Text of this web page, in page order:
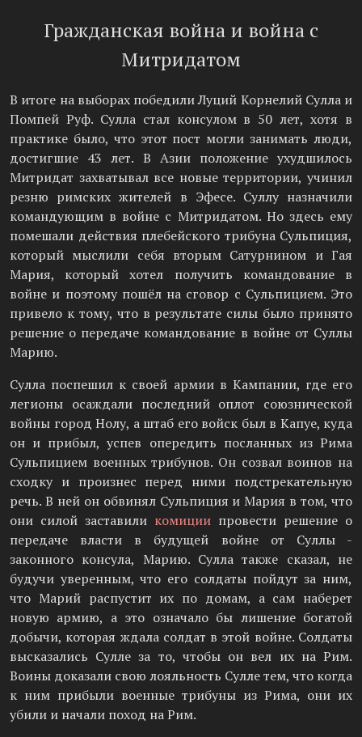
Гражданская война и война с
Митридатом
В итоге на выборах победили Луций Корнелий Сулла и
Помпей Руф. Сулла стал консулом в 50 лет, хотя в
практике было, что этот пост могли занимать люди,
достигшие 43 лет. В Азии положение ухудшилось
Митридат захватывал все новые территории, учинил
резню римских жителей в Эфесе. Суллу назначили
командующим в войне с Митридатом. Но здесь ему
помешали действия плебейского трибуна Сульпиция,
который мыслили себя вторым Сатурнином и Гая
Мария, который хотел получить командование в
войне и поэтому пошёл на сговор с Сульпицием. Это
привело к тому, что в результате силы было принято
решение о передаче командование в войне от Суллы
Марию.
Сулла поспешил к своей армии в Кампании, где его
легионы осаждали последний оплот союзнической
войны город Нолу, а штаб его войск был в Капуе, куда
он и прибыл, успев опередить посланных из Рима
Сульпицием военных трибунов. Он созвал воинов на
сходку и произнес перед ними подстрекательную
речь. В ней он обвинял Сульпиция и Мария в том, что
они силой заставили комиции провести решение о
передаче власти в будущей войне от Суллы -
законного консула, Марию. Сулла также сказал, не
будучи уверенным, что его солдаты пойдут за ним,
что Марий распустит их по домам, а сам наберет
новую армию, а это означало бы лишение богатой
добычи, которая ждала солдат в этой войне. Солдаты
высказались Сулле за то, чтобы он вел их на Рим.
Воины доказали свою лояльность Сулле тем, что когда
к ним прибыли военные трибуны из Рима, они их
убили и начали поход на Рим.